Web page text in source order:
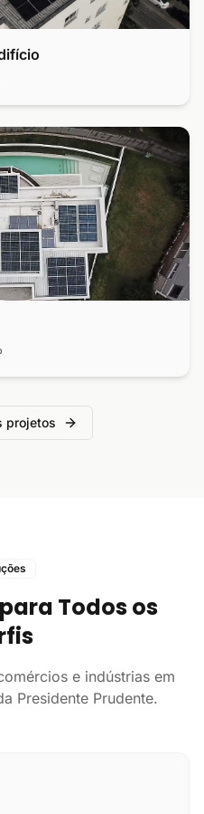
projetos
Todos os
e indústrias em
Presidente Prudente.